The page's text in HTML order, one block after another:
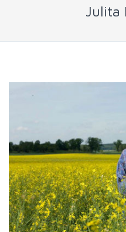
Julita